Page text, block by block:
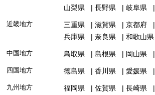
山梨県
長野県 岐阜県
近畿地方 三重県 滋賀県 京都府
兵庫県
奈良県 和歌山県
中国地方 鳥取県 島根県 岡山県
四国地方 徳島県 香川県 愛媛県
九州地方 福岡県 佐賀県 長崎県